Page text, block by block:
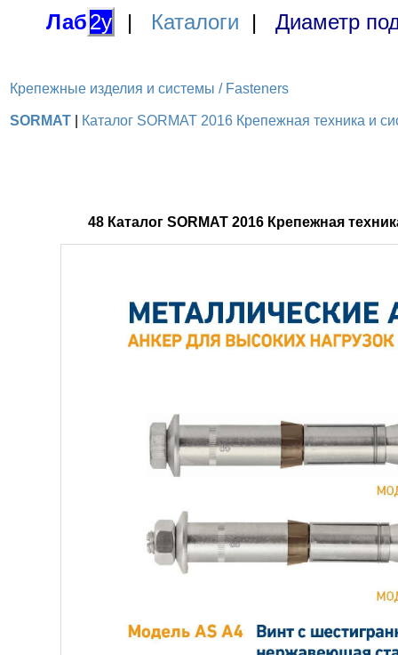
Лаб2у | Каталоги | Диаметр
Крепежные изделия и системы / Fasteners
SORMAT Каталог SORMAT 2016 Крепежная техника и
48 Каталог SORMAT 2016 Крепежная